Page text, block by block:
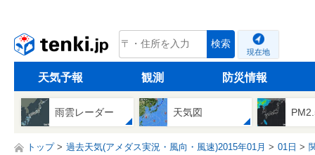
tenki.jp 検索
現在地
天気予報 観測 防災情報
雨雲レーダー 天気図
トップ 過去天気(アメダス実況・風向・風速)2015年01月 01日